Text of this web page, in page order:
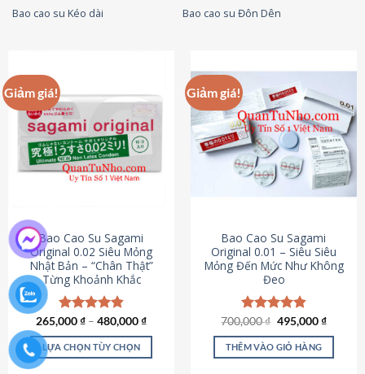
tùy
thể
được
chọn
trên
trang
sản
phẩm
Bao cao su Kéo dài
Bao cao su Đôn Dên
Giảm giá!
Bao Cao Su Sagami
Original 0.02 Siêu Mỏng
Nhật Bản – “Chân Thật”
Từng Khoảnh Khắc
Được xếp
hạng4.87
5 sao
265,000₫ – 480,000₫
LỰA CHỌN TÙY CHỌN
Giảm giá!
Bao Cao Su Sagami
Original 0.01 – Siêu Siêu
Mỏng Đến Mức Như Không
Đeo
Được xếp
hạng4.83
5 sao
700,000₫ Giá
là:
700,000 ₫.
495,000₫Giá
tại
THÊM VÀO GIỎ HÀNG